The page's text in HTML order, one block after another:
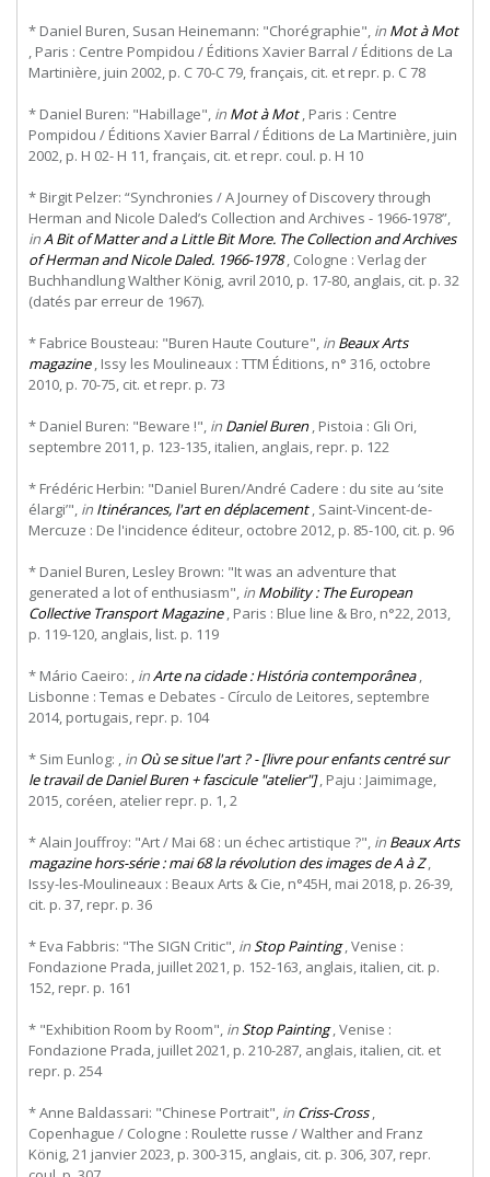
* Daniel Buren, Susan Heinemann: "Chorégraphie", in Mot à Mot
, Paris : Centre Pompidou / Éditions Xavier Barral / Éditions de La
Martinière, juin 2002, p. C 70-C 79, français, cit. et repr. p. C 78
* Daniel Buren: "Habillage", in Mot à Mot, Paris : Centre
Pompidou / Éditions Xavier Barral / Éditions de La Martinière, juin
2002, p. H 02- H 11, français, cit. et repr. coul. p. H 10
* Birgit Pelzer: “Synchronies / A Journey of Discovery through
Herman and Nicole Daled’s Collection and Archives - 1966-1978”,
inA Bit of Matter and a Little Bit More. The Collection and Archives
of Herman and Nicole Daled. 1966-1978, Cologne : Verlag der
Buchhandlung Walther König, avril 2010, p. 17-80, anglais, cit. p. 32
(datés par erreur de 1967).
* Fabrice Bousteau: "Buren Haute Couture", in Beaux Arts
magazine, Issy les Moulineaux : TTM Éditions, n° 316, octobre
2010, p. 70-75, cit. et repr. p. 73
* Daniel Buren: "Beware !", in Daniel Buren, Pistoia : Gli Ori,
septembre 2011, p. 123-135, italien, anglais, repr. p. 122
* Frédéric Herbin: "Daniel Buren/André Cadere : du site au ‘site
élargi’", in Itinérances, l'art en déplacement, Saint-Vincent-de-
Mercuze : De l'incidence éditeur, octobre 2012, p. 85-100, cit. p. 96
* Daniel Buren, Lesley Brown: "It was an adventure that
generated a lot of enthusiasm", in Mobility : The European
Collective Transport Magazine, Paris : Blue line & Bro, n°22, 2013,
p. 119-120, anglais, list. p. 119
* Mário Caeiro: , inArte na cidade : História contemporânea,
Lisbonne : Temas e Debates - Círculo de Leitores, septembre
2014, portugais, repr. p. 104
* Sim Eunlog: , in Où se situe l'art ? - [livre pour enfants centré sur
le travail de Daniel Buren + fascicule "atelier"], Paju : Jaimimage,
2015, coréen, atelier repr. p. 1, 2
* Alain Jouffroy: "Art / Mai 68 : un échec artistique ?", in Beaux Arts
magazine hors-série : mai 68 la révolution des images de A à Z,
Issy-les-Moulineaux : Beaux Arts & Cie, n°45H, mai 2018, p. 26-39,
cit. p. 37, repr. p. 36
* Eva Fabbris: "The SIGN Critic", inStop Painting, Venise :
Fondazione Prada, juillet 2021, p. 152-163, anglais, italien, cit. p.
152, repr. p. 161
* "Exhibition Room by Room", inStop Painting, Venise :
Fondazione Prada, juillet 2021, p. 210-287, anglais, italien, cit. et
repr. p. 254
* Anne Baldassari: "Chinese Portrait", in Criss-Cross,
Copenhague / Cologne : Roulette russe / Walther and Franz
König, 21 janvier 2023, p. 300-315, anglais, cit. p. 306, 307, repr.